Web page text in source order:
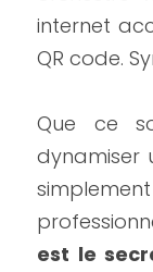
internet
QR code.
Que ce
dynamiser
est le